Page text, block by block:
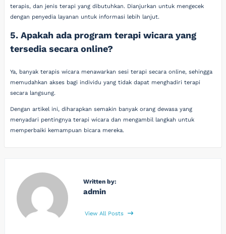
terapis, dan jenis terapi yang dibutuhkan. Dianjurkan untuk mengecek
dengan penyedia layanan untuk informasi lebih lanjut.
5. Apakah ada program terapi wicara yang
tersedia secara online?
Ya, banyak terapis wicara menawarkan sesi terapi secara online, sehingga
memudahkan akses bagi individu yang tidak dapat menghadiri terapi
secara langsung.
Dengan artikel ini, diharapkan semakin banyak orang dewasa yang
menyadari pentingnya terapi wicara dan mengambil langkah untuk
memperbaiki kemampuan bicara mereka.
Written by:
admin
View All Posts